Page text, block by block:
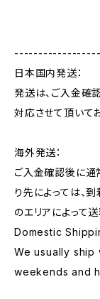
日本国内発送：
発送は、ご入金確
対応させて頂いてお
海外発送：
ご入金確認後に通
り先によっては、
のエリアによって
Domestic
We usually ship
weekends and